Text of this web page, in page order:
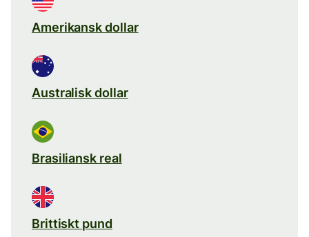
Amerikansk dollar
Australisk dollar
Brasiliansk real
Brittiskt pund